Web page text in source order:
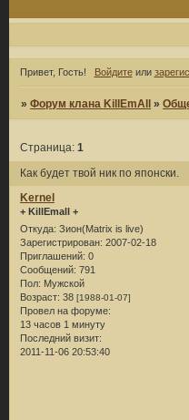
Привет, Гость! Войдитеили
»Форум клана KillEmAll »
Как будет твой ник по японски.
Страница:1
Kernel
+ KillEmall +
Откуда: Зион(Matrix is live)
Зарегистрирован: 2007-02-18
Приглашений: 0
Сообщений: 791
Пол: Мужской
Возраст: 38 [1988-01-07]
Провел на форуме:
13 часов 1 минуту
Последний визит:
2011-11-06 20:53:40